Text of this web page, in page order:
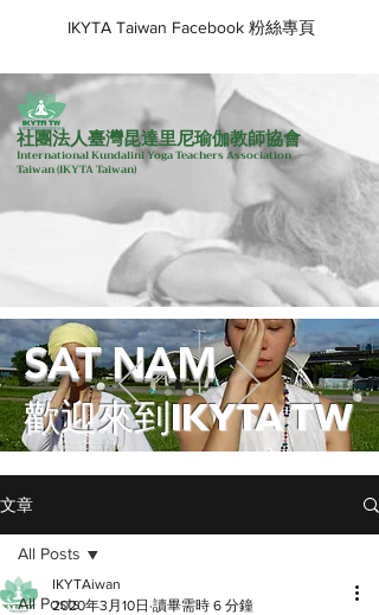
IKYTA Taiwan Facebook 粉絲專頁
社團法人臺灣昆達里尼瑜伽教師協會
International Kundalini Yoga Teachers Association
Taiwan(IKYTA Taiwan)
SAT NAM
歡迎來到IKYTA TW
文章
All Posts
All Posts
IKYTAiwan
2020年3月10日 讀畢需時 6 分鐘